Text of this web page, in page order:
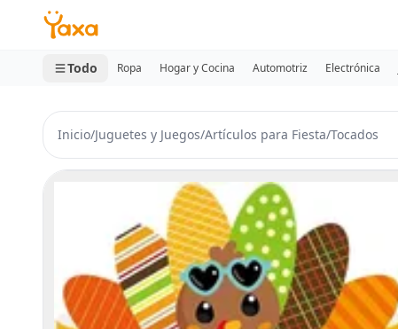
MINI CARRITO
0 productos
Todo Ropa Hogar y Cocina Automotriz Electrónica
Inicio/Juguetes y Juegos/Artículos para Fiesta/Tocados